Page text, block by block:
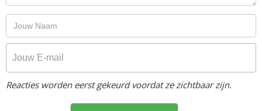
Reacties worden eerst gekeurd voordat ze zichtbaar zijn.